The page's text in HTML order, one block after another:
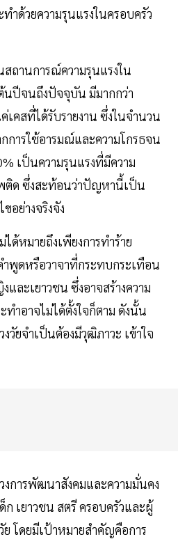
ำด้วยความรุนแรงในครอบครัว
ถานการณ์ความรุนแรงใน
นปีจนถึงปัจจุบัน มีมากกว่า
คสที่ได้รับรายงาน ซึ่งในจำนวน
ารใช้อารมณ์และความโกรธจน
เป็นความรุนแรงที่มีความ
พติด ซึ่งสะท้อนว่าปัญหานี้เป็น
อย่างจริงจัง
ด้หมายถึงเพียงการทำร้าย
ำพูดหรือวาจาที่กระทบกระเทือน
ละเยาวชน ซึ่งอาจสร้างความ
ำอาจไม่ได้ตั้งใจก็ตาม ดังนั้น
วัยจำเป็นต้องมีวุฒิภาวะ เข้าใจ
งการพัฒนาสังคมและความมั่นคง
เยาวชน สตรี ครอบครัวและผู้
โดยมีเป้าหมายสำคัญคือการ